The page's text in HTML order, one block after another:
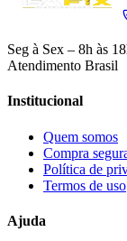
Seg à Sex – 8h às
Atendimento Brasil
Institucional
Quem somos
Compra
Política de
Termos de uso
Ajuda